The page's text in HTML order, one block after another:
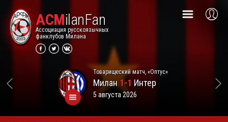
ACMilanFan
Ассоциация русскоязычных
фанклубов Милана
Товарищеский матч, «Оптус»
Милан1-1 Интер
5 августа 2026